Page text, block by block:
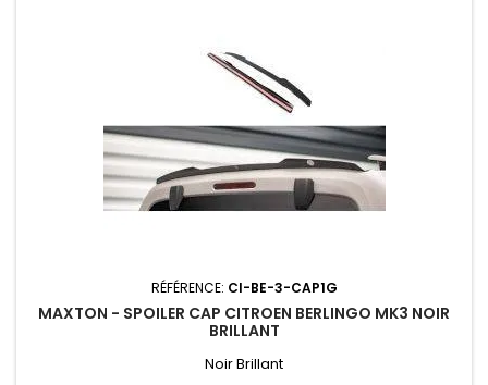
RÉFÉRENCE: CI-BE-3-CAP1G
MAXTON - SPOILER CAP CITROEN BERLINGO MK3 NOIR
BRILLANT
Noir Brillant